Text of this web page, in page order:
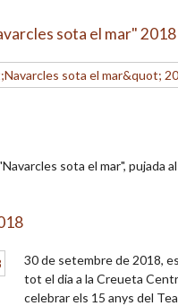
sota el mar" 2018
sota el mar", pujada
30 de setembre de 2018,
tot el dia a la Creueta
celebrar els 15 anys del